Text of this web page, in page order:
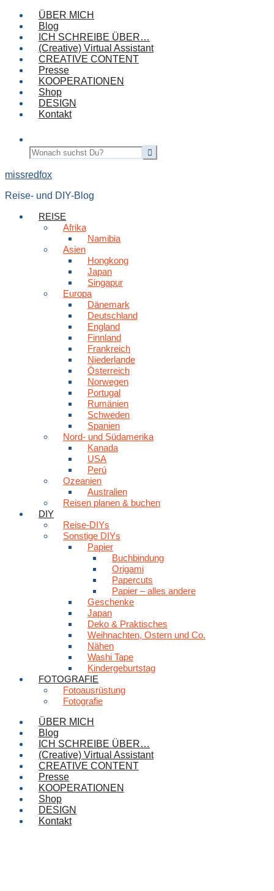
ÜBER MICH
Blog
ICH SCHREIBE ÜBER…
(Creative) Virtual Assistant
CREATIVE CONTENT
Presse
KOOPERATIONEN
Shop
DESIGN
Kontakt
missredfox
Reise- und DIY-Blog
REISE
Afrika
Namibia
Asien
Hongkong
Japan
Singapur
Europa
Dänemark
Deutschland
England
Finnland
Frankreich
Niederlande
Österreich
Norwegen
Portugal
Rumänien
Schweden
Spanien
Nord- und Südamerika
Kanada
USA
Perú
Ozeanien
Australien
Reisen planen & buchen
DIY
Reise-DIYs
Sonstige DIYs
Papier
Buchbindung
Origami
Papercuts
Papier – alles andere
Geschenke
Japan
Deko & Praktisches
Weihnachten, Ostern und Co.
Nähen
Washi Tape
Kindergeburtstag
FOTOGRAFIE
Fotoausrüstung
Fotografie
ÜBER MICH
Blog
ICH SCHREIBE ÜBER…
(Creative) Virtual Assistant
CREATIVE CONTENT
Presse
KOOPERATIONEN
Shop
DESIGN
Kontakt